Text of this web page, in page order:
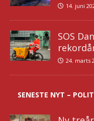
14. juni
SOS
24. marts
SENESTE NYT –